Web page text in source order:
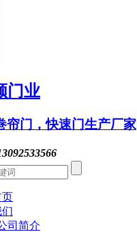
门业
帘门，快速门生产厂家
页
司简介